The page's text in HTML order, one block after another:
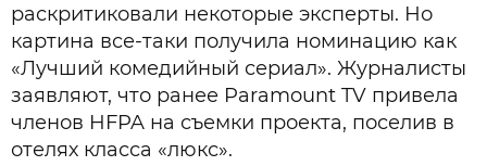
раскритиковали некоторые эксперты. Но
картина все-таки получила номинацию как
«Лучший комедийный сериал». Журналисты
заявляют, что ранее Paramount TV привела
членов HFPA на съемки проекта, поселив в
отелях класса «люкс».